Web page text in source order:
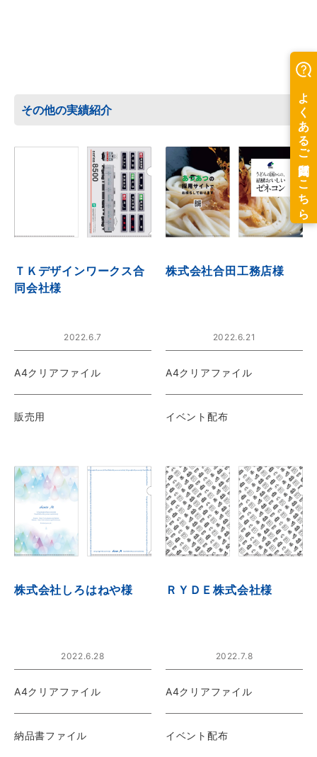
その他の実績紹介
ＴＫデザインワークス合
同会社様
2022.6.7
A4クリアファイル
販売用
株式会社合田工務店様
2022.6.21
A4クリアファイル
イベント配布
株式会社しろはねや様
2022.6.28
A4クリアファイル
納品書ファイル
ＲＹＤＥ株式会社様
2022.7.8
A4クリアファイル
イベント配布